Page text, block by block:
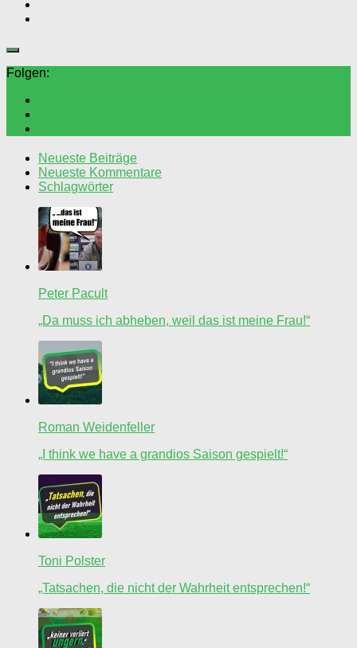
Folgen:
Neueste Beiträge
Neueste Kommentare
Schlagwörter
Peter Pacult
„Da muss ich abheben, weil das ist meine Frau!“
Roman Weidenfeller
„I think we have a grandios Saison gespielt!“
Toni Polster
„Tatsachen, die nicht der Wahrheit entsprechen!“